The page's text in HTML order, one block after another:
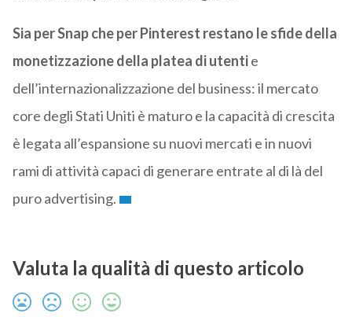
Sia per Snap che per Pinterest restano le sfide della
monetizzazione della platea di utentie
dell’internazionalizzazione del business: il mercato
core degli Stati Uniti è maturo e la capacità di crescita
è legata all’espansione su nuovi mercati e in nuovi
rami di attività capaci di generare entrate al di là del
puro advertising.
Valuta la qualità di questo articolo